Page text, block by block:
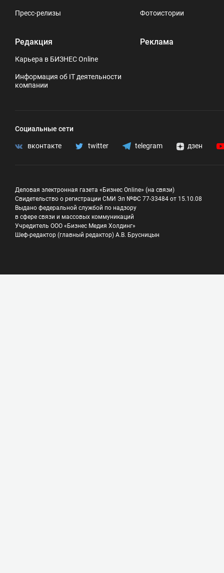
Пресс-релизы
Редакция
Карьера в БИЗНЕС Online
Информация об IT деятельности
компании
Фотоистории
Реклама
Социальные сети
вконтакте twitter telegram дзен
Деловая электронная газета «Бизнес Online» (на связи)
Свидетельство о регистрации СМИ Эл №ФС 77-33484 от 15.10.08
Выдано федеральной службой по надзору
в сфере связи и массовых коммуникаций
Учредитель ООО «Бизнес Медия Холдинг»
Шеф-редактор (главный редактор) А.В. Брусницын